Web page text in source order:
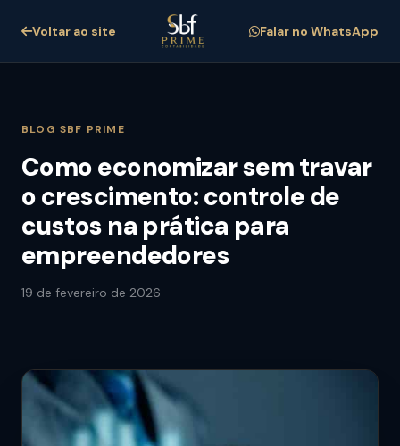
Voltar ao site Falar no WhatsApp
BLOG SBF PRIME
Como economizar sem travar
o crescimento: controle de
custos na prática para
empreendedores
19 de fevereiro de 2026